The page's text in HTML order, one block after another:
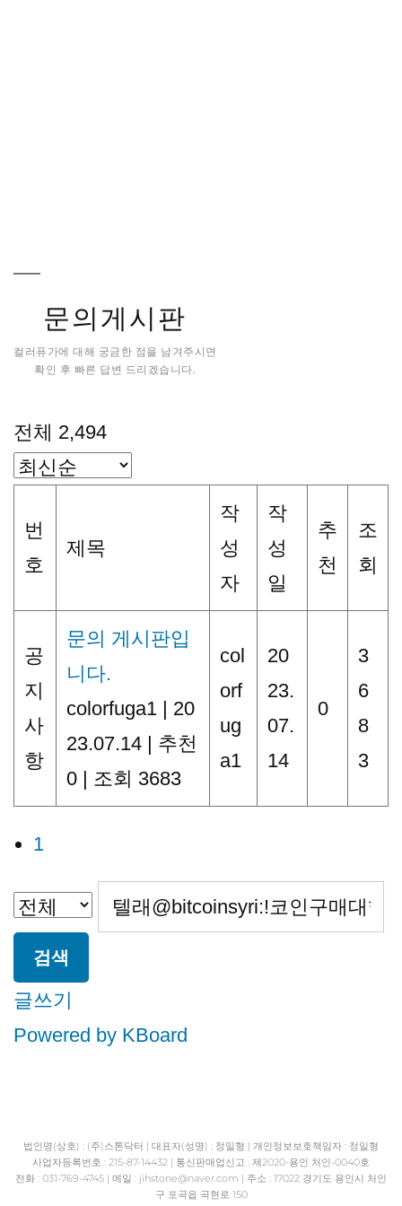
문의게시판
컬러퓨가에 대해 궁금한 점을 남겨주시면
확인 후 빠른 답변 드리겠습니다.
전체 2,494
번
호
제목
작
성
자
작
성
일
추
천
조
회
공
지
사
항
문의 게시판입
니다.
colorfuga1 | 20
23.07.14 | 추천
0 | 조회 3683
col
orf
ug
a1
20
23.
07.
14
0
3
6
8
3
1
검색
글쓰기
Powered by KBoard
법인명(상호) : (주)스톤닥터 | 대표자(성명) : 정일형 | 개인정보보호책임자 : 정일형
사업자등록번호 : 215-87-14432 | 통신판매업신고 : 제2020-용인 처인-0040호
전화 : 031-769-4745 | 메일 : jihstone@naver.com | 주소 : 17022 경기도 용인시 처인
구 포곡읍 곡현로 150